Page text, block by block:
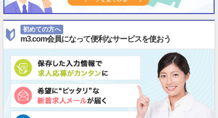
初めての方へ
m3.com会員になって便利なサービスを使おう